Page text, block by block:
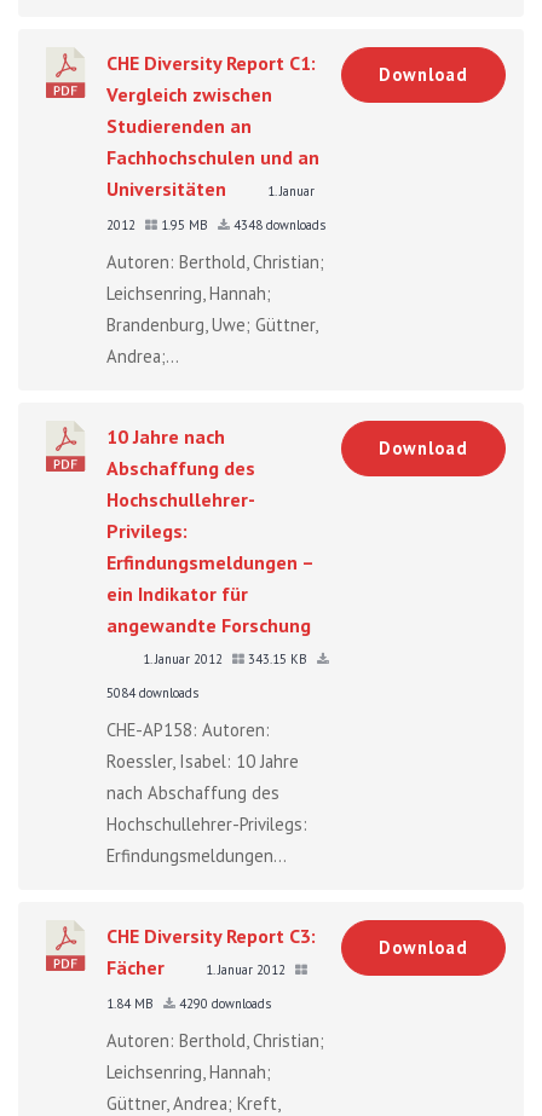
CHE Diversity Report C1:
Vergleich zwischen
Studierenden an
Fachhochschulen und an
Universitäten
1. Januar
2012
1.95 MB 4348 downloads
Autoren: Berthold, Christian;
Leichsenring, Hannah;
Brandenburg, Uwe; Güttner,
Andrea;...
Download
10 Jahre nach
Abschaffung des
Hochschullehrer-
Privilegs:
Erfindungsmeldungen –
ein Indikator für
angewandte Forschung
1. Januar 2012
343.15 KB
5084 downloads
CHE-AP158: Autoren:
Roessler, Isabel: 10 Jahre
nach Abschaffung des
Hochschullehrer-Privilegs:
Erfindungsmeldungen...
Download
CHE Diversity Report C3:
Fächer
1. Januar 2012
1.84 MB
4290 downloads
Autoren: Berthold, Christian;
Leichsenring, Hannah;
Güttner, Andrea; Kreft,
Download